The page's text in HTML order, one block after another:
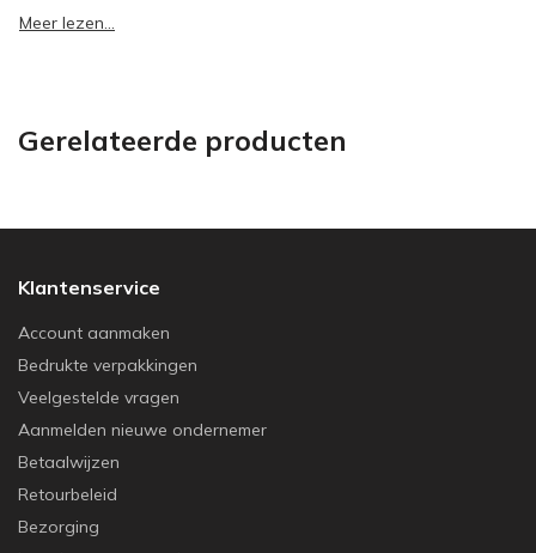
Meer lezen...
Gerelateerde producten
Klantenservice
Account aanmaken
Bedrukte verpakkingen
Veelgestelde vragen
Aanmelden nieuwe ondernemer
Betaalwijzen
Retourbeleid
Bezorging